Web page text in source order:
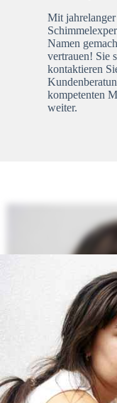
Mit
Namen
vertrauen! Sie
kontaktieren
kompetenten
weiter.